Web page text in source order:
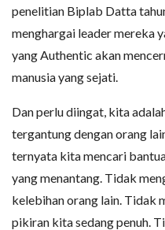
penelitian Biplab Datta
menghargai leader mereka
yang Authentic akan
manusia yang sejati.
Dan perlu diingat, kita
tergantung dengan orang
ternyata kita mencari
yang menantang. Tidak
kelebihan orang lain. Tidak
pikiran kita sedang penuh.